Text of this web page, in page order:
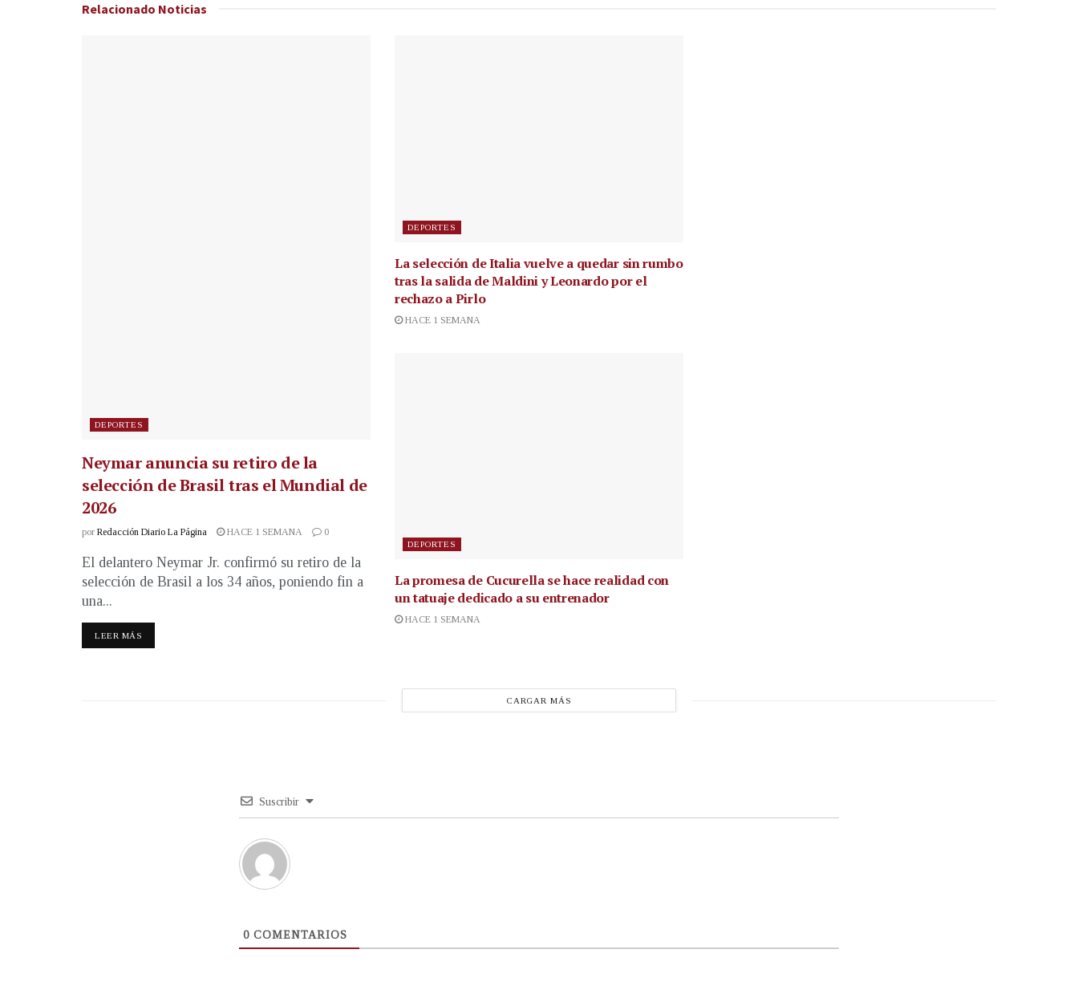
Relacionado Noticias
DEPORTES
Neymar anuncia su retiro de la
selección de Brasil tras el Mundial de
2026
por Redacción Diario La Página HACE 1 SEMANA 0
El delantero Neymar Jr. confirmó su retiro de la
selección de Brasil a los 34 años, poniendo fin a
una...
LEER MÁS
DEPORTES
La selección de Italia vuelve a quedar sin rumbo
tras la salida de Maldini y Leonardo por el
rechazo a Pirlo
HACE 1 SEMANA
DEPORTES
La promesa de Cucurella se hace realidad con
un tatuaje dedicado a su entrenador
HACE 1 SEMANA
CARGAR MÁS
Suscribir
0 COMENTARIOS